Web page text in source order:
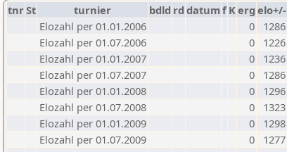
tnrSt turnier bdld rd datumf Kerg elo+/-
Elozahl per 01.01.2006
0
1286
Elozahl per 01.07.2006
0
1226
Elozahl per 01.01.2007
0
1236
Elozahl per 01.07.2007
0
1286
Elozahl per 01.01.2008
0
1296
Elozahl per 01.07.2008
0
1323
Elozahl per 01.01.2009
0
1298
Elozahl per 01.07.2009
0
1277